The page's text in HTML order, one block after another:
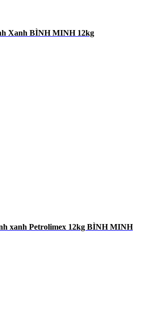
Xanh BÌNH MINH 12kg
xanh Petrolimex 12kg BÌNH MINH